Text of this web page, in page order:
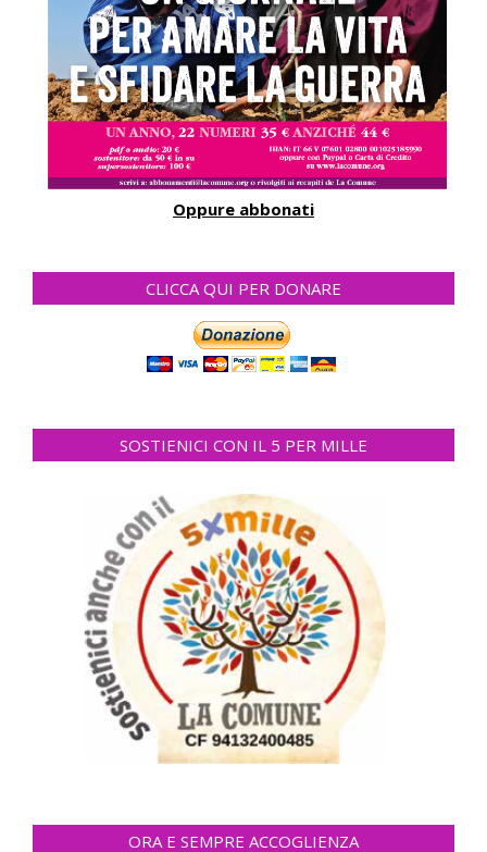
Oppure abbonati
CLICCA QUI PER DONARE
SOSTIENICI CON IL 5 PER MILLE
ORA E SEMPRE ACCOGLIENZA